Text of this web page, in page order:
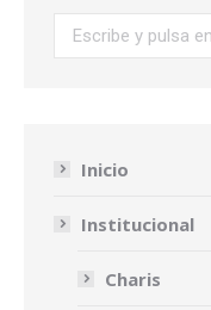
Buscar:
Inicio
Institucional
Charis